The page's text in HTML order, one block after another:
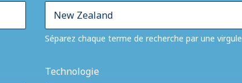
Séparez chaque terme de recherche par une virgule
Technologie